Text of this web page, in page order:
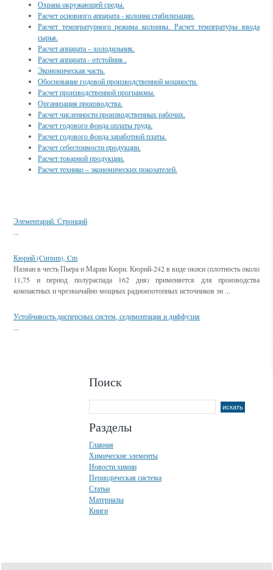
Охрана окружающей среды.
Расчет основного аппарата - колонна стабилизации.
Расчет температурного режима колонны. Расчет температуры ввода
сырья.
Расчет аппарата – холодильник.
Расчет аппарата - отстойник .
Экономическая часть.
Обоснование годовой производственной мощности.
Расчет производственной программы.
Организация производства.
Расчет численности производственных рабочих.
Расчет годового фонда оплаты труда.
Расчет годового фонда заработной платы.
Расчет себестоимости продукции.
Расчет товарной продукции.
Расчет технико – экономических покозателей.
Элементарий. Стронций
...
Кюрий (Curium), Cm
Назван в честь Пьера и Марии Кюри. Кюрий-242 в виде окиси (плотность около
11,75 и период полураспада 162 дня) применяется для производства
компактных и чрезвычайно мощных радиоизотопных источников эн ...
Устойчивость дисперсных систем, седиментация и диффузия
...
Поиск
Разделы
Главная
Химические элементы
Новости химии
Периодическая система
Статьи
Материалы
Книги